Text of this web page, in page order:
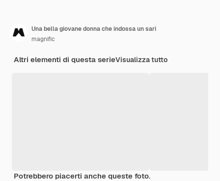
Una bella giovane donna che indossa un sari
magnific
Altri elementi di questa serieVisualizza tutto
Potrebbero piacerti anche queste foto.